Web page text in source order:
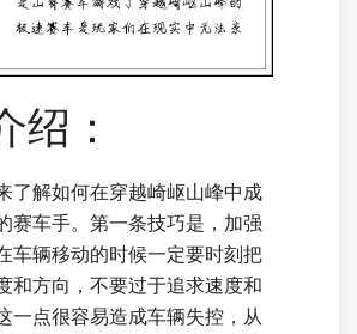
绍：
了解如何在穿越崎岖山峰中成
赛车手。第一条技巧是，加强
车辆移动的时候一定要时刻把
和方向，不要过于追求速度和
一点很容易造成车辆失控，从